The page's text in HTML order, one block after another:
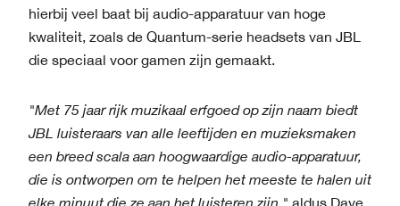
hierbij veel baat bij audio-apparatuur van hoge
kwaliteit, zoals de Quantum-serie headsets van JBL
die speciaal voor gamen zijn gemaakt.
"Met 75 jaar rijk muzikaal erfgoed op zijn naam biedt
JBL luisteraars van alle leeftijden en muzieksmaken
een breed scala aan hoogwaardige audio-apparatuur,
die is ontworpen om te helpen het meeste te halen uit
elke minuut die ze aan het luisteren zijn," aldus Dave